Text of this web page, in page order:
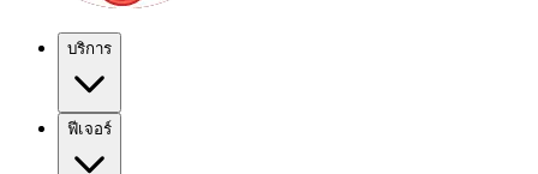
บริการ
ฟีเจอร์